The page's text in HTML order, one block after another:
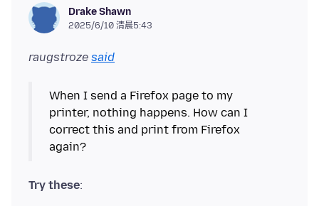
Drake Shawn
2025/6/10 清晨5:43
raugstroze said
When I send a Firefox page to my
printer, nothing happens. How can I
correct this and print from Firefox
Try these